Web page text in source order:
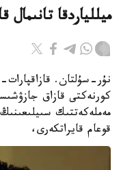
ميللياردقا
نۇر-سۇلتان.
كورنەكتى قازاق
مەملەكەتتىك
قوعام قايراتكەرى،